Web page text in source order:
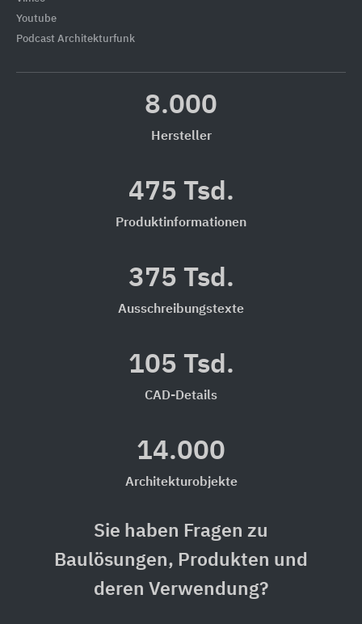
Youtube
Podcast Architekturfunk
8.000
Hersteller
475 Tsd.
Produktinformationen
375 Tsd.
Ausschreibungstexte
105 Tsd.
CAD-Details
14.000
Architekturobjekte
Sie haben Fragen zu
Baulösungen, Produkten und
deren Verwendung?